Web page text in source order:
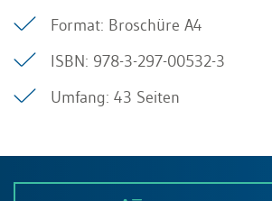
Format: Broschüre A4
ISBN: 978-3-297-00532-3
Umfang: 43 Seiten